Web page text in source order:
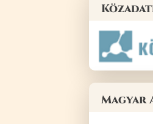
Magyar